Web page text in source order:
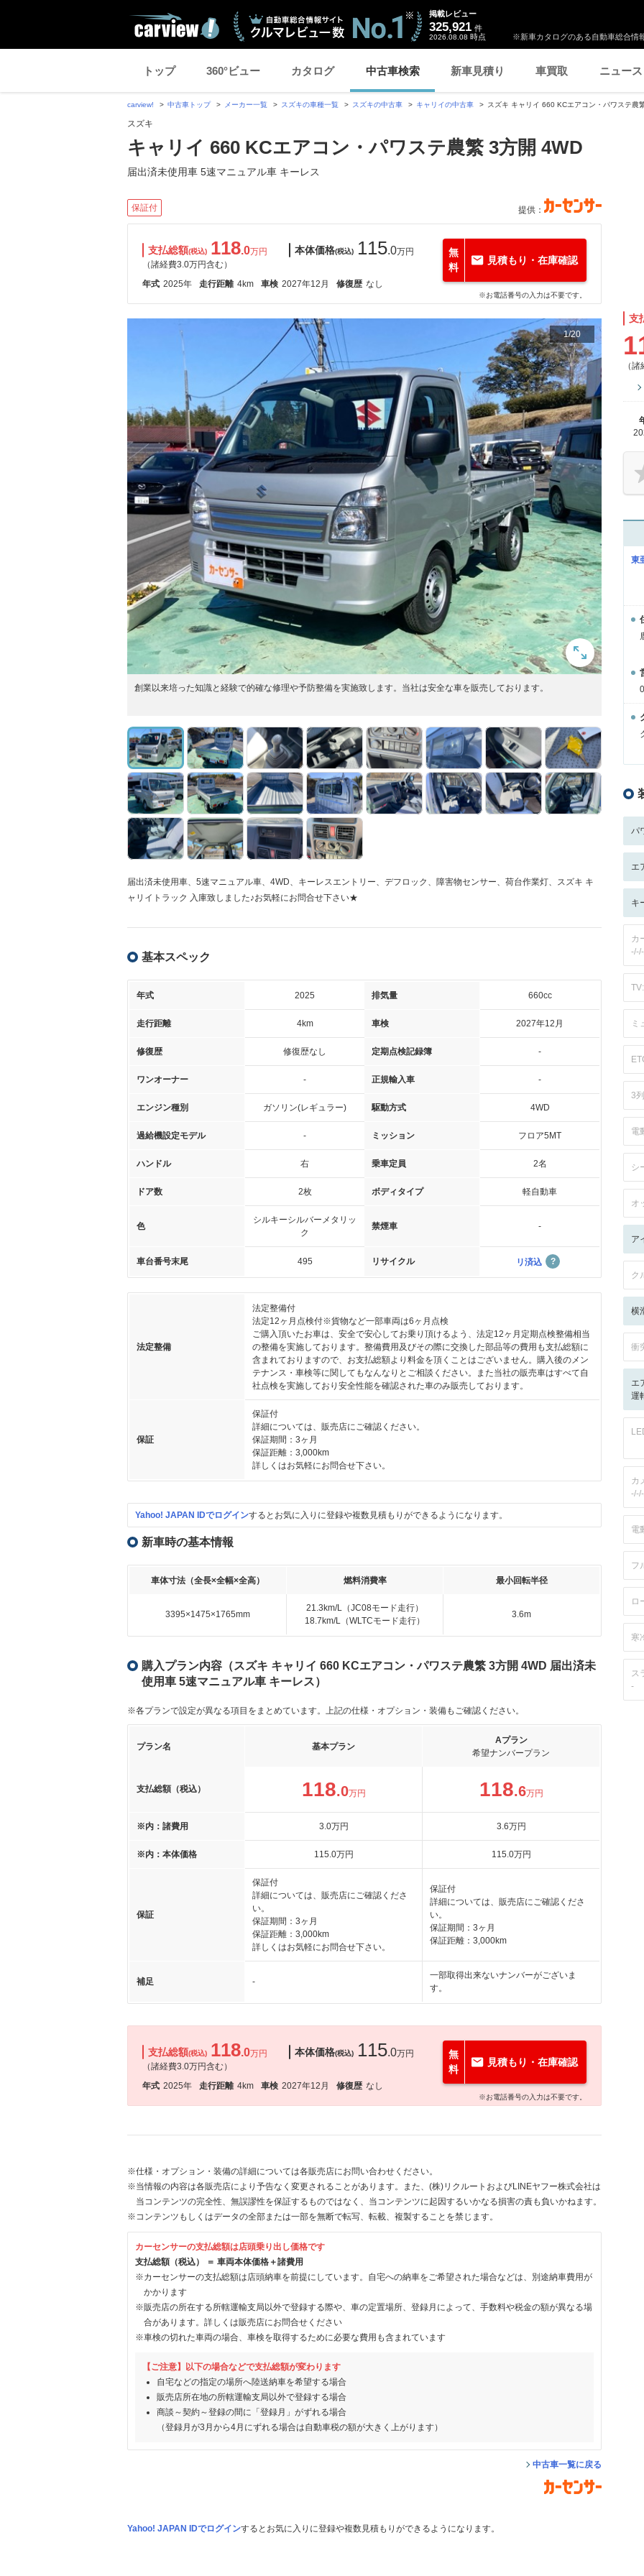
※新車カタログのある自動車総合情
掲載レビュー
325,921 件
2026.08.08 時点
トップ 360°ビュー カタログ 中古車検索 新車見積り 車買取 ニュース
carview! 中古車トップ メーカー一覧 スズキの車種一覧 スズキの中古車 キャリイの中古車 スズキ キャリイ 660 KCエアコン・パワステ農
スズキ
キャリイ 660 KCエアコン・パワステ農繁 3方開 4WD
届出済未使用車 5速マニュアル車 キーレス
保証付 提供：
支払総額(税込) 118.0万円
（諸経費3.0万円含む）
本体価格(税込) 115.0万円
年式 2025年 走行距離 4km 車検 2027年12月 修復歴 なし
無
料
見積もり・在庫確認
※お電話番号の入力は不要です。
1/20
創業以来培った知識と経験で的確な修理や予防整備を実施致します。当社は安全な車を販売しております。
届出済未使用車、5速マニュアル車、4WD、キーレスエントリー、デフロック、障害物センサー、荷台作業灯、スズキ キ
ャリイトラック 入庫致しました♪お気軽にお問合せ下さい★
基本スペック
年式 2025 排気量 660cc
走行距離 4km 車検 2027年12月
修復歴 修復歴なし 定期点検記録簿 -
ワンオーナー - 正規輸入車 -
エンジン種別 ガソリン(レギュラー) 駆動方式 4WD
過給機設定モデル - ミッション フロア5MT
ハンドル 右 乗車定員 2名
ドア数 2枚 ボディタイプ 軽自動車
色
シルキーシルバーメタリッ
ク
禁煙車 -
車台番号末尾 495 リサイクル リ済込
法定整備
法定整備付
法定12ヶ月点検付※貨物など一部車両は6ヶ月点検
ご購入頂いたお車は、安全で安心してお乗り頂けるよう、法定12ヶ月定期点検整備相当
の整備を実施しております。整備費用及びその際に交換した部品等の費用も支払総額に
含まれておりますので、お支払総額より料金を頂くことはございません。購入後のメン
テナンス・車検等に関してもなんなりとご相談ください。また当社の販売車はすべて自
社点検を実施しており安全性能を確認された車のみ販売しております。
保証
保証付
詳細については、販売店にご確認ください。
保証期間：3ヶ月
保証距離：3,000km
詳しくはお気軽にお問合せ下さい。
Yahoo! JAPAN IDでログインするとお気に入りに登録や複数見積もりができるようになります。
新車時の基本情報
車体寸法（全長×全幅×全高） 燃料消費率 最小回転半径
3395×1475×1765mm
21.3km/L（JC08モード走行）
18.7km/L（WLTCモード走行）
3.6m
購入プラン内容（スズキ キャリイ 660 KCエアコン・パワステ農繁 3方開 4WD 届出済未
使用車 5速マニュアル車 キーレス）
※各プランで設定が異なる項目をまとめています。上記の仕様・オプション・装備もご確認ください。
プラン名 基本プラン
Aプラン
希望ナンバープラン
支払総額（税込） 118.0万円 118.6万円
※内：諸費用 3.0万円 3.6万円
※内：本体価格 115.0万円 115.0万円
保証
保証付
詳細については、販売店にご確認くださ
い。
保証期間：3ヶ月
保証距離：3,000km
詳しくはお気軽にお問合せ下さい。
保証付
詳細については、販売店にご確認くださ
い。
保証期間：3ヶ月
保証距離：3,000km
補足 -
一部取得出来ないナンバーがございま
す。
支払総額(税込) 118.0万円
（諸経費3.0万円含む）
本体価格(税込) 115.0万円
年式 2025年 走行距離 4km 車検 2027年12月 修復歴 なし
無
料
見積もり・在庫確認
※お電話番号の入力は不要です。
※仕様・オプション・装備の詳細については各販売店にお問い合わせください。
※当情報の内容は各販売店により予告なく変更されることがあります。また、(株)リクルートおよびLINEヤフー株式会社は
当コンテンツの完全性、無誤謬性を保証するものではなく、当コンテンツに起因するいかなる損害の責も負いかねます。
※コンテンツもしくはデータの全部または一部を無断で転写、転載、複製することを禁じます。
カーセンサーの支払総額は店頭乗り出し価格です
支払総額（税込） ＝ 車両本体価格＋諸費用
※カーセンサーの支払総額は店頭納車を前提にしています。自宅への納車をご希望された場合などは、別途納車費用が
かかります
※販売店の所在する所轄運輸支局以外で登録する際や、車の定置場所、登録月によって、手数料や税金の額が異なる場
合があります。詳しくは販売店にお問合せください
※車検の切れた車両の場合、車検を取得するために必要な費用も含まれています
【ご注意】以下の場合などで支払総額が変わります
自宅などの指定の場所へ陸送納車を希望する場合
販売店所在地の所轄運輸支局以外で登録する場合
商談～契約～登録の間に「登録月」がずれる場合
（登録月が3月から4月にずれる場合は自動車税の額が大きく上がります）
中古車一覧に戻る
Yahoo! JAPAN IDでログインするとお気に入りに登録や複数見積もりができるようになります。
支
（
東
パ
エ
キ
カ
ミ
3
電
シ
オ
ア
ク
横
衝
エ
運
カ
電
フ
ロ
寒
ス
-